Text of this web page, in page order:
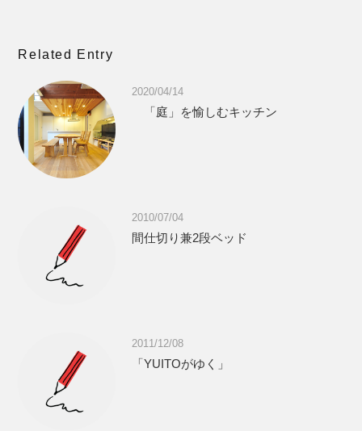
Related Entry
2020/04/14
「庭」を愉しむキッチン
2010/07/04
間仕切り兼2段ベッド
2011/12/08
「YUITOがゆく」